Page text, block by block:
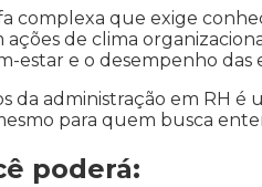
complexa que exige
de clima
estar e o desempenho das
administração em RH é
para quem busca
poderá: